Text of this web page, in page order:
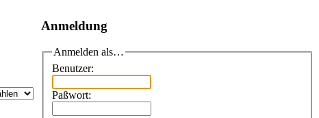
Anmeldung
Anmelden als…
Benutzer:
Paßwort: